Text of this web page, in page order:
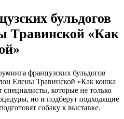
бульдогов
Травинской «Как
французских бульдогов
Елены Травинской «Как кошка
специалисты, которые не только
но и подберут подходящие
собаку к выставке.